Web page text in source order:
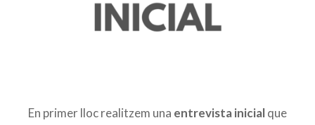
En primer lloc realitzem una entrevista inicialque